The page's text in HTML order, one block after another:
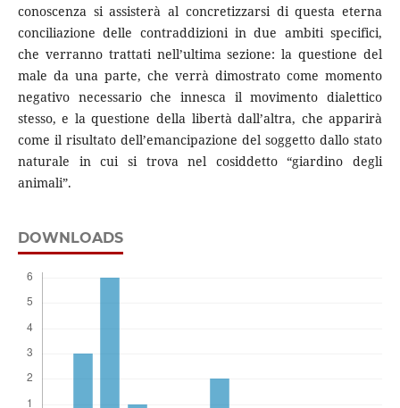
conoscenza si assisterà al concretizzarsi di questa eterna
conciliazione delle contraddizioni in due ambiti specifici,
che verranno trattati nell’ultima sezione: la questione del
male da una parte, che verrà dimostrato come momento
negativo necessario che innesca il movimento dialettico
stesso, e la questione della libertà dall’altra, che apparirà
come il risultato dell’emancipazione del soggetto dallo stato
naturale in cui si trova nel cosiddetto “giardino degli
animali”.
DOWNLOADS